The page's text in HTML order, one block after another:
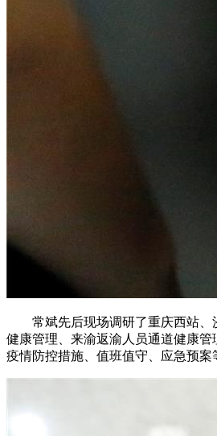
常斌先后现场调研了重庆西站
健康管理、来渝返渝人员通道健康管
疫情防控措施、值班值守、应急预案